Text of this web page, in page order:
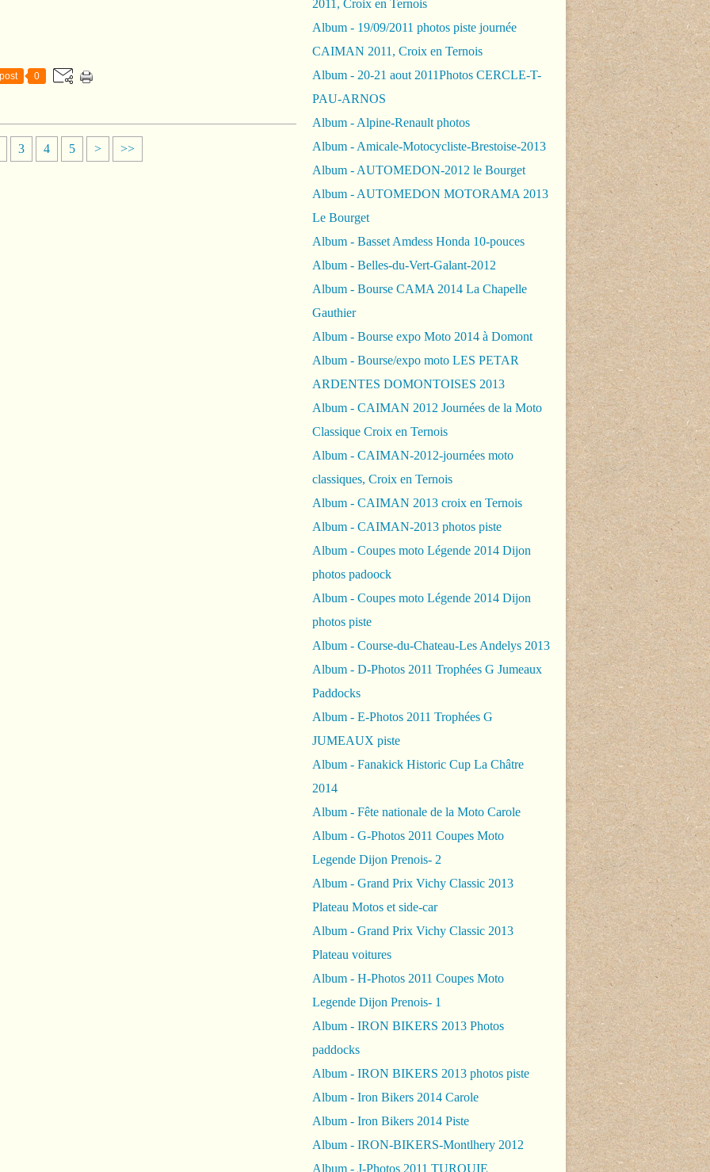
0
3 4 5 > >>
2011, Croix en Ternois
Album - 19/09/2011 photos piste journée
CAIMAN 2011, Croix en Ternois
Album - 20-21 aout 2011Photos CERCLE-T-
PAU-ARNOS
Album - Alpine-Renault photos
Album - Amicale-Motocycliste-Brestoise-2013
Album - AUTOMEDON-2012 le Bourget
Album - AUTOMEDON MOTORAMA 2013
Le Bourget
Album - Basset Amdess Honda 10-pouces
Album - Belles-du-Vert-Galant-2012
Album - Bourse CAMA 2014 La Chapelle
Gauthier
Album - Bourse expo Moto 2014 à Domont
Album - Bourse/expo moto LES PETAR
ARDENTES DOMONTOISES 2013
Album - CAIMAN 2012 Journées de la Moto
Classique Croix en Ternois
Album - CAIMAN-2012-journées moto
classiques, Croix en Ternois
Album - CAIMAN 2013 croix en Ternois
Album - CAIMAN-2013 photos piste
Album - Coupes moto Légende 2014 Dijon
photos padoock
Album - Coupes moto Légende 2014 Dijon
photos piste
Album - Course-du-Chateau-Les Andelys 2013
Album - D-Photos 2011 Trophées G Jumeaux
Paddocks
Album - E-Photos 2011 Trophées G
JUMEAUX piste
Album - Fanakick Historic Cup La Châtre
2014
Album - Fête nationale de la Moto Carole
Album - G-Photos 2011 Coupes Moto
Legende Dijon Prenois- 2
Album - Grand Prix Vichy Classic 2013
Plateau Motos et side-car
Album - Grand Prix Vichy Classic 2013
Plateau voitures
Album - H-Photos 2011 Coupes Moto
Legende Dijon Prenois- 1
Album - IRON BIKERS 2013 Photos
paddocks
Album - IRON BIKERS 2013 photos piste
Album - Iron Bikers 2014 Carole
Album - Iron Bikers 2014 Piste
Album - IRON-BIKERS-Montlhery 2012
Album - J-Photos 2011 TURQUIE